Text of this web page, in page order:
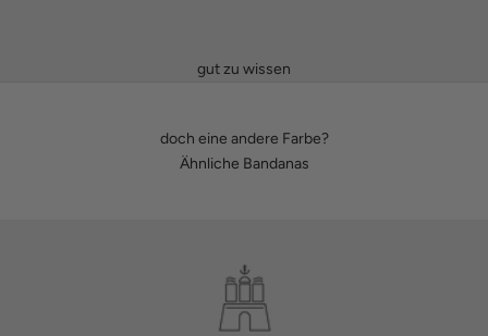
gut zu wissen
doch eine andere Farbe?
Ähnliche Bandanas